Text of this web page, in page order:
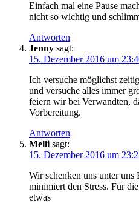
Einfach mal eine Pause
nicht so wichtig und
Antworten
Jenny sagt:
15. Dezember 2016 um
Ich versuche möglichst
und versuche alles immer
feiern wir bei Verwandten,
Vorbereitung.
Antworten
Melli sagt:
15. Dezember 2016 um
Wir schenken uns unter uns
minimiert den Stress. Für
etwas